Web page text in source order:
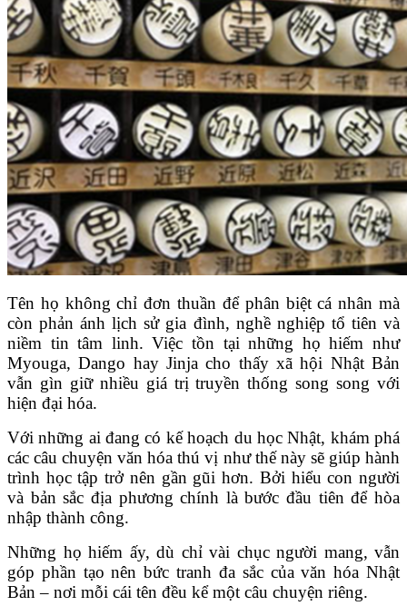
Tên họ không chỉ đơn thuần để phân biệt cá nhân mà
còn phản ánh lịch sử gia đình, nghề nghiệp tổ tiên và
niềm tin tâm linh. Việc tồn tại những họ hiếm như
Myouga, Dango hay Jinja cho thấy xã hội Nhật Bản
vẫn gìn giữ nhiều giá trị truyền thống song song với
hiện đại hóa.
Với những ai đang có kế hoạch du học Nhật, khám phá
các câu chuyện văn hóa thú vị như thế này sẽ giúp hành
trình học tập trở nên gần gũi hơn. Bởi hiểu con người
và bản sắc địa phương chính là bước đầu tiên để hòa
nhập thành công.
Những họ hiếm ấy, dù chỉ vài chục người mang, vẫn
góp phần tạo nên bức tranh đa sắc của văn hóa Nhật
Bản – nơi mỗi cái tên đều kể một câu chuyện riêng.